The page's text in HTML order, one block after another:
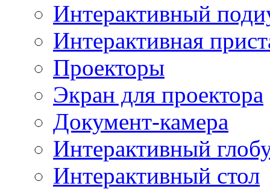
Интерактивный
Интерактивная
Проекторы
Экран для проектора
Документ-камера
Интерактивный
Интерактивный стол